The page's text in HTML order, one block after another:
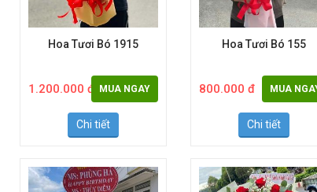
1.200.000 đ MUA NGAY 800.000 đ MUA NGAY